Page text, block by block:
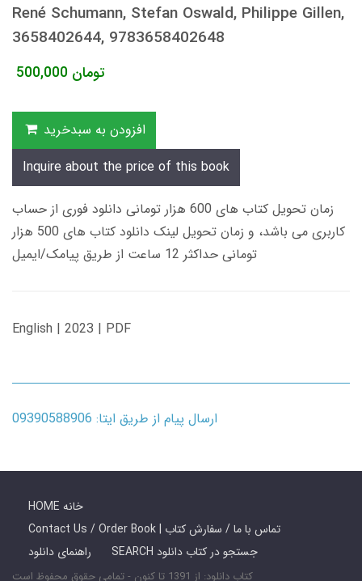
René Schumann, Stefan Oswald, Philippe Gillen,
3658402644, 9783658402648
500,000 تومان
افزودن به سبدخرید
Inquire about the price of this book
زمان تحویل کتاب های 600 هزار تومانی دانلود فوری از حساب
کاربری می باشد، و زمان تحویل لینک دانلود کتاب های 500 هزار
تومانی حداکثر 12 ساعت از طریق پیامک/ایمیل
English | 2023 | PDF
ارسال پیام از طریق ایتا: 09390588906
HOME خانه
Contact Us / Order Book | تماس با ما / سفارش کتاب
راهنمای دانلود
SEARCH جستجو در کتاب دانلود
کتاب دانلود: از 1391 تا کنون - تمامی حقوق محفوظ است